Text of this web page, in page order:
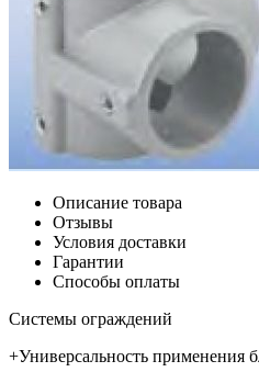
Описание товара
Отзывы
Условия доставки
Гарантии
Способы оплаты
Системы ограждений
+Универсальность применения